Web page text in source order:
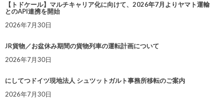
【トドケール】マルチキャリア化に向けて、2026年7月よりヤマト運輸
とのAPI連携を開始
2026年7月30日
JR貨物／お盆休み期間の貨物列車の運転計画について
2026年7月30日
にしてつドイツ現地法人 シュツットガルト事務所移転のご案内
2026年7月30日